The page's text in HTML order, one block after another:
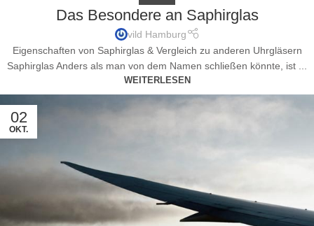
Das Besondere an Saphirglas
vild Hamburg
Eigenschaften von Saphirglas & Vergleich zu anderen Uhrgläsern
Saphirglas Anders als man von dem Namen schließen könnte, ist ...
WEITERLESEN
02
OKT.